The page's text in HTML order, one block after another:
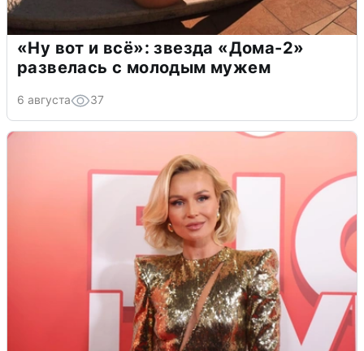
«Ну вот и всё»: звезда «Дома-2»
развелась с молодым мужем
6 августа 37